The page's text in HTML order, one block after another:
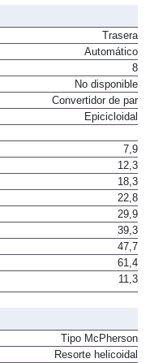
Trasera
Automático
8
No disponible
Convertidor de par
Epicicloidal
7,9
12,3
18,3
22,8
29,9
39,3
47,7
61,4
11,3
Tipo McPherson
Resorte helicoidal